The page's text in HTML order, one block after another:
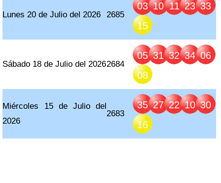
Lunes 20 de Julio del 2026 2685
03 10 11 23 33
15
Sábado 18 de Julio del 20262684
05 31 32 34 06
08
Miércoles 15 de Julio del
2026
2683
35 27 22 10 30
16